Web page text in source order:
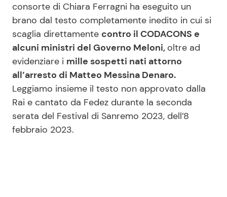
Contattaci
Pubblicità
Privacy Policy
consorte di Chiara Ferragni ha eseguito un
brano dal testo completamente inedito in cui si
scaglia direttamente contro il CODACONS e
alcuni ministri del Governo Meloni, oltre ad
evidenziare i mille sospetti nati attorno
all’arresto di Matteo Messina Denaro.
Leggiamo insieme il testo non approvato dalla
Rai e cantato da Fedez durante la seconda
serata del Festival di Sanremo 2023, dell’8
febbraio 2023.